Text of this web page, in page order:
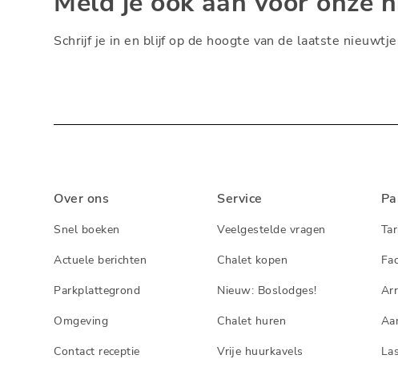
Schrijf je in en blijf op de hoogte van de laatste
Over ons
Snel boeken
Actuele berichten
Parkplattegrond
Omgeving
Contact receptie
Service
Veelgestelde vragen
Chalet kopen
Nieuw: Boslodges!
Chalet huren
Vrije huurkavels